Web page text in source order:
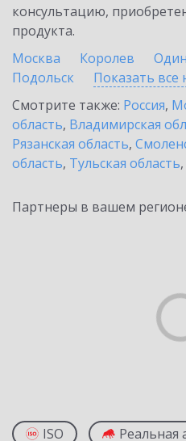
консультацию,
продукта.
Москва
Королев
Подольск
Показать все
Смотрите также: Россия,
область, Владимирская
Рязанская область,
область, Тульская область,
Партнеры в вашем
ISO Реальная